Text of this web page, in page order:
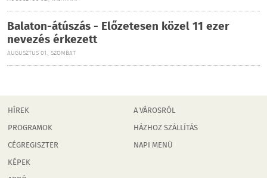
Balaton-átúszás - Előzetesen közel 11 ezer
nevezés érkezett
AUGUSZTUS 01., SZOMBAT
HÍREK
PROGRAMOK
CÉGREGISZTER
KÉPEK
A VÁROSRÓL
HÁZHOZ SZÁLLÍTÁS
NAPI MENÜ